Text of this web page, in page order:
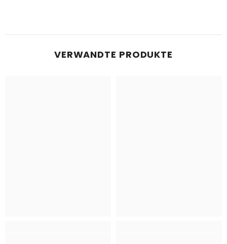
VERWANDTE PRODUKTE